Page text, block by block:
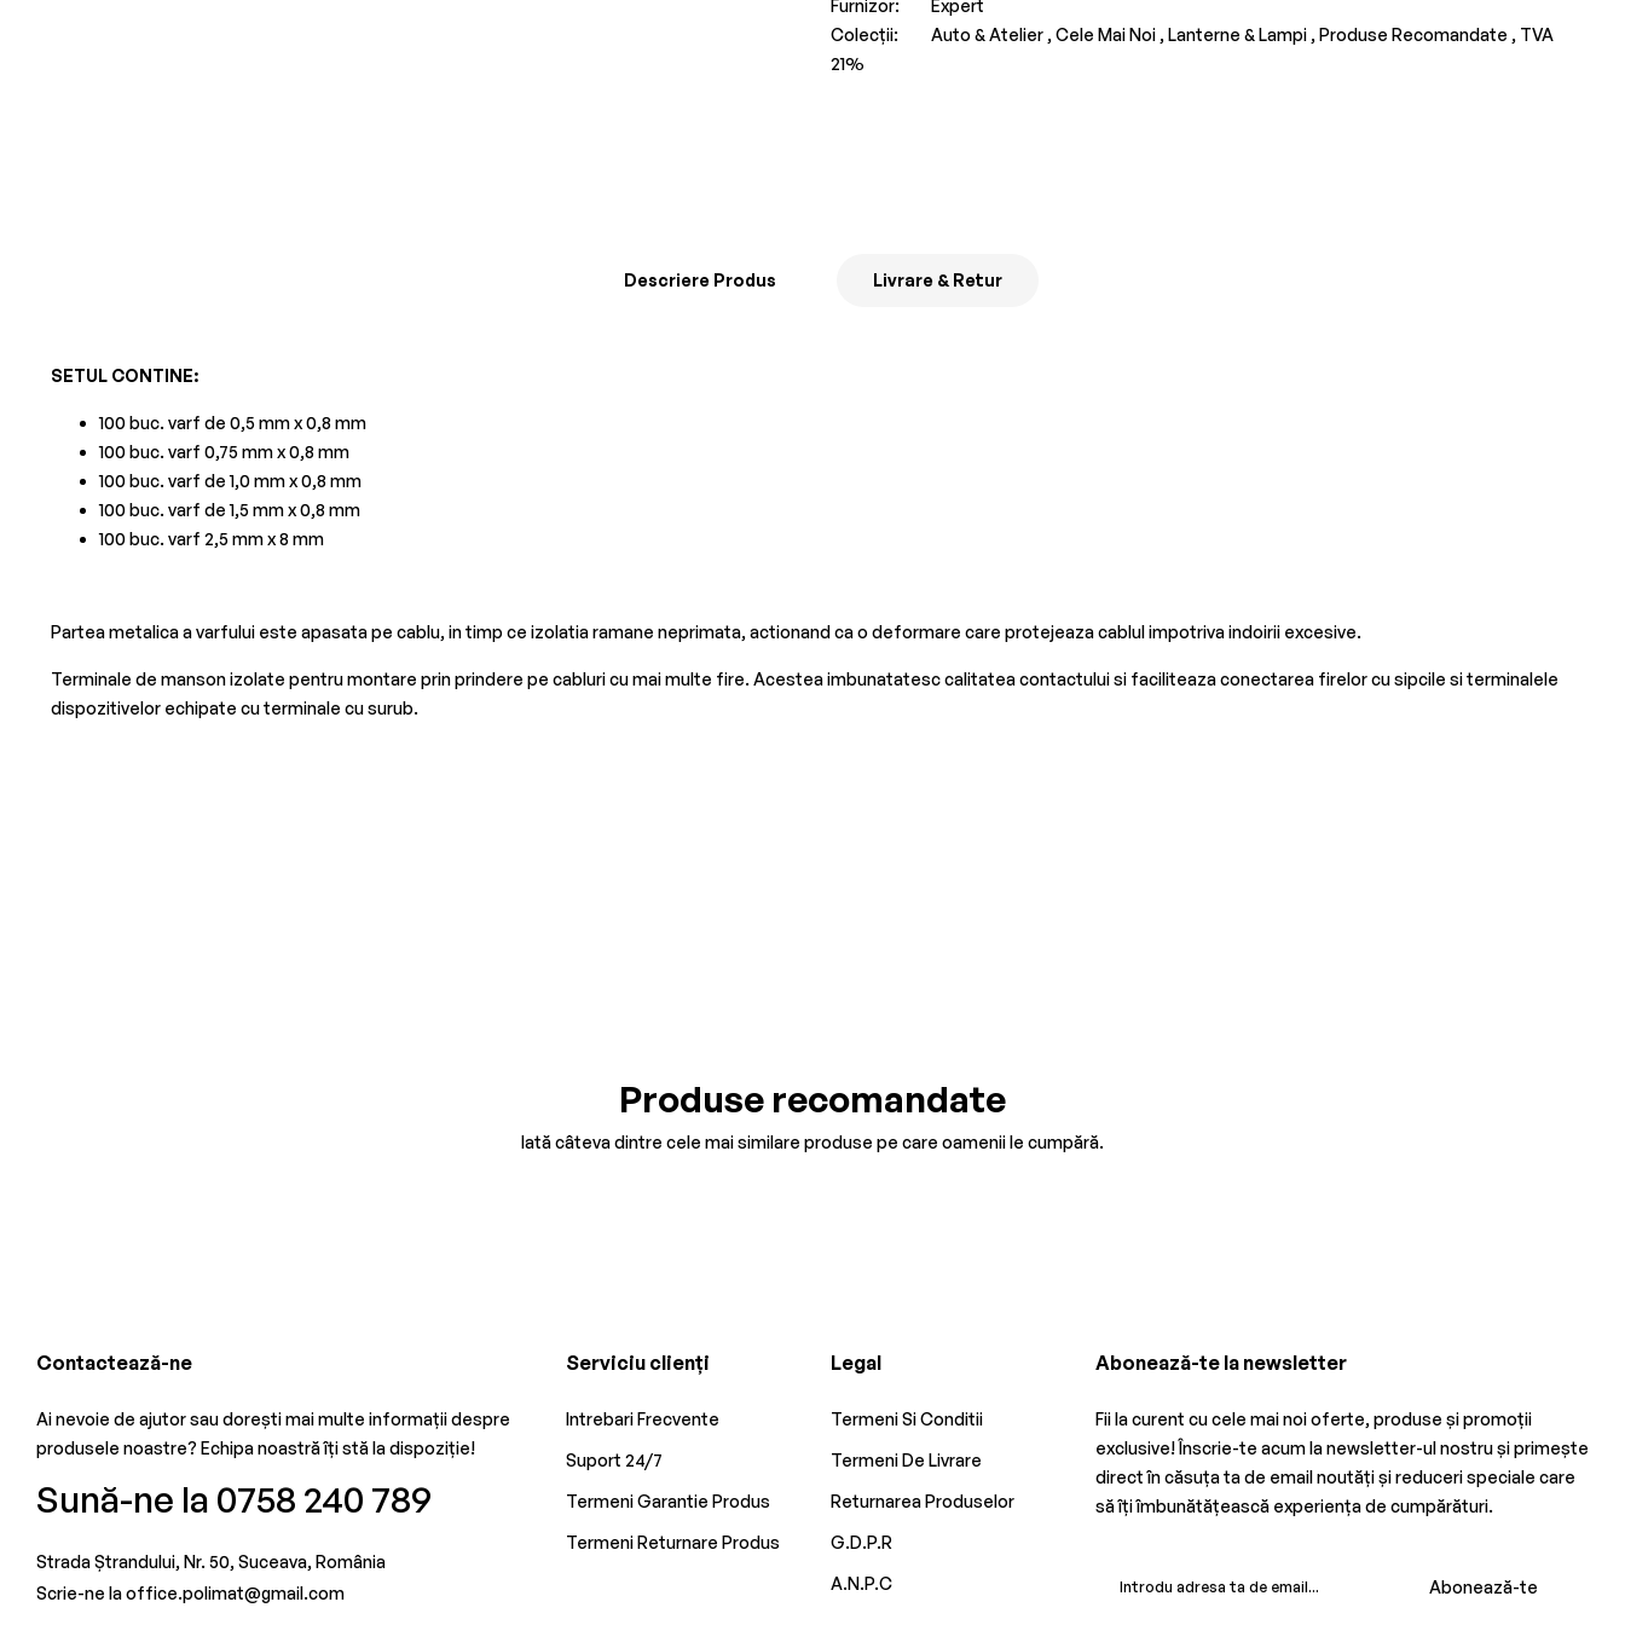
Furnizor:
Expert
Colecții:
Auto & Atelier , Cele Mai Noi , Lanterne & Lampi , Produse Recomandate , TVA
21%
Descriere Produs Livrare & Retur
SETUL CONTINE:
100 buc. varf de 0,5 mm x 0,8 mm
100 buc. varf 0,75 mm x 0,8 mm
100 buc. varf de 1,0 mm x 0,8 mm
100 buc. varf de 1,5 mm x 0,8 mm
100 buc. varf 2,5 mm x 8 mm
Partea metalica a varfului este apasata pe cablu, in timp ce izolatia ramane neprimata, actionand ca o deformare care protejeaza cablul impotriva indoirii excesive.
Terminale de manson izolate pentru montare prin prindere pe cabluri cu mai multe fire. Acestea imbunatatesc calitatea contactului si faciliteaza conectarea firelor cu sipcile si terminalele
dispozitivelor echipate cu terminale cu surub.
Produse recomandate
Iată câteva dintre cele mai similare produse pe care oamenii le cumpără.
Contactează-ne
Ai nevoie de ajutor sau dorești mai multe informații despre
produsele noastre? Echipa noastră îți stă la dispoziție!
Sună-ne la 0758 240 789
Strada Ștrandului, Nr. 50, Suceava, România
Scrie-ne la office.polimat@gmail.com
Serviciu clienți
Intrebari Frecvente
Suport 24/7
Termeni Garantie Produs
Termeni Returnare Produs
Legal
Termeni Si Conditii
Termeni De Livrare
Returnarea Produselor
G.D.P.R
A.N.P.C
Abonează-te la newsletter
Fii la curent cu cele mai noi oferte, produse și promoții
exclusive! Înscrie-te acum la newsletter-ul nostru și primește
direct în căsuța ta de email noutăți și reduceri speciale care
să îți îmbunătățească experiența de cumpărături.
Abonează-te